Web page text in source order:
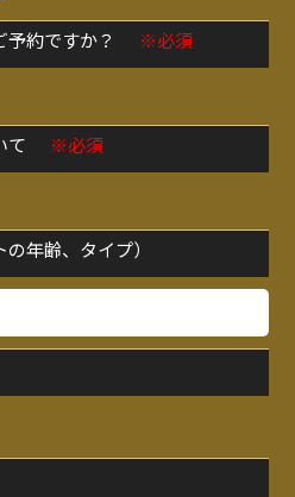
約ですか？ ※必須
て ※必須
年齢、タイプ）